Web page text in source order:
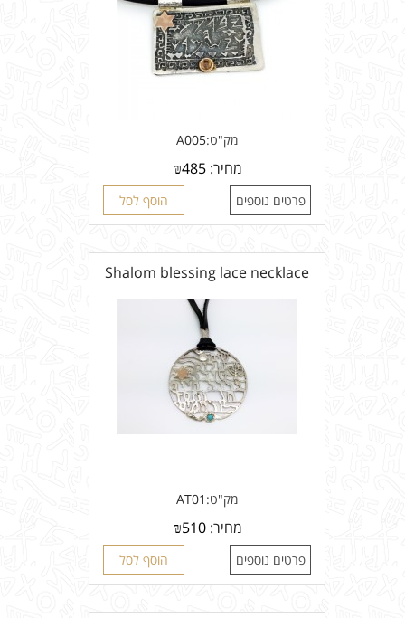
מק"ט:A005
מחיר: ₪485
פרטים נוספים הוסף לסל
Shalom blessing lace necklace
מק"ט: AT01
מחיר: ₪510
פרטים נוספים הוסף לסל